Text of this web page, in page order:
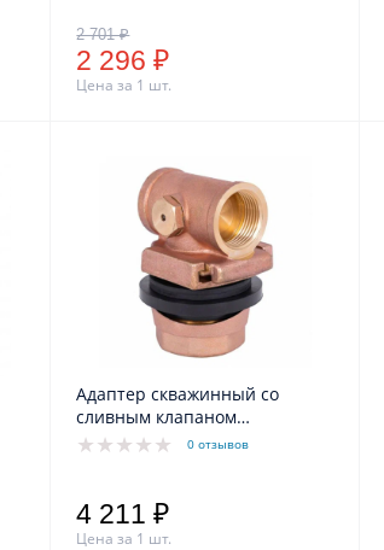
2 296 ₽
Цена за 1 шт.
Адаптер скважинный со
сливным клапаном
PTL1"+FVB1/2" Belamos
0 отзывов
4 211 ₽
Цена за 1 шт.